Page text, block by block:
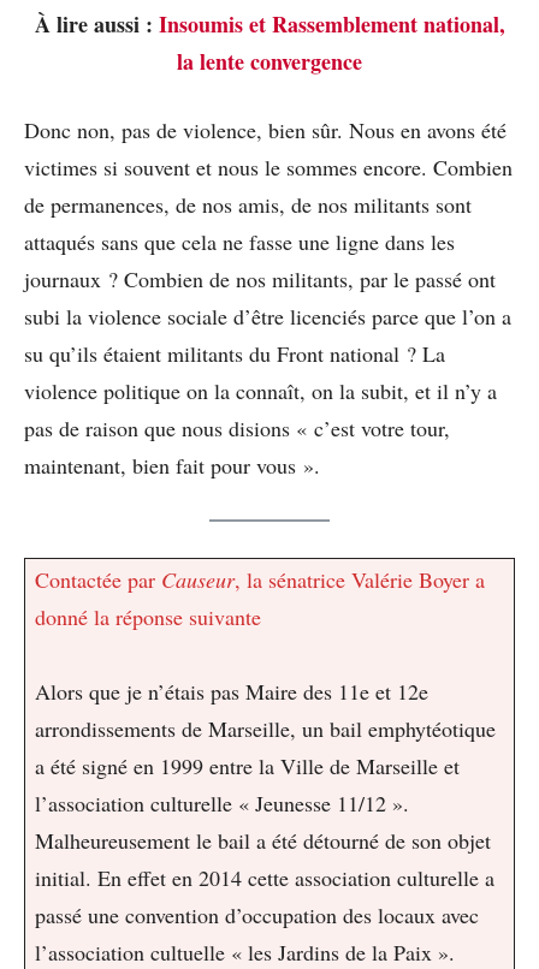
À lire aussi : Insoumis et Rassemblement national,
la lente convergence
Donc non, pas de violence, bien sûr. Nous en avons été
victimes si souvent et nous le sommes encore. Combien
de permanences, de nos amis, de nos militants sont
attaqués sans que cela ne fasse une ligne dans les
journaux ? Combien de nos militants, par le passé ont
subi la violence sociale d’être licenciés parce que l’on a
su qu’ils étaient militants du Front national ? La
violence politique on la connaît, on la subit, et il n’y a
pas de raison que nous disions « c’est votre tour,
maintenant, bien fait pour vous ».
Contactée par Causeur, la sénatrice Valérie Boyer a
donné la réponse suivante
Alors que je n’étais pas Maire des 11e et 12e
arrondissements de Marseille, un bail emphytéotique
a été signé en 1999 entre la Ville de Marseille et
l’association culturelle « Jeunesse 11/12 ».
Malheureusement le bail a été détourné de son objet
initial. En effet en 2014 cette association culturelle a
passé une convention d’occupation des locaux avec
l’association cultuelle « les Jardins de la Paix ».